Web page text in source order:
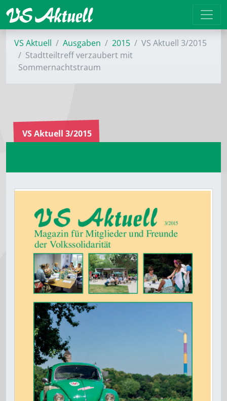
VS Aktuell Ausgaben 2015
VS Aktuell 3/2015
Stadtteiltreff verzaubert mit
Sommernachtstraum
VS Aktuell 3/2015